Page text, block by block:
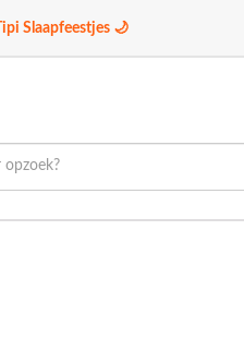
Tipi Slaapfeestjes 🌙